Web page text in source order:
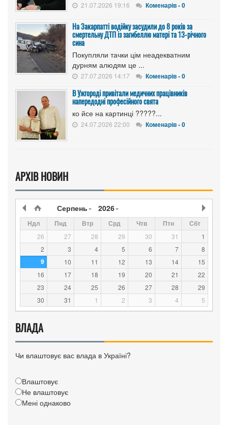
21.07.2026 19:16 Коменарів - 0
На Закарпатті водійку засудили до 8 років за
смертельну ДТП із загибеллю матері та 13-річного
сина
Покупляли тачки цім неадекватним
дурням алюдям це ...
27.07.2026 14:17 Коменарів - 0
В Ужгороді привітали медичних працівників
напередодні професійного свята
ко йсе на картинці ?????...
24.07.2026 22:00 Коменарів - 0
АРХІВ НОВИН
Серпень 2026
Ндл Пнд Втр Срд Чтв Птн Сбт
26 27 28 29 30 31
1
2
3 4 5 6 7 8
9 10 11 12 13 14
15
16
17 18 19 20 21
22
23
24 25 26 27 28
29
30
31 1 2 3 4 5
ВЛАДА
Чи влаштовує вас влада в Україні?
Влаштовує
Не влаштовує
Мені однаково